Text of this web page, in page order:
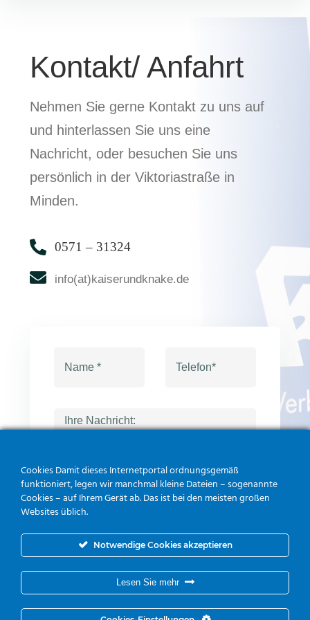
Kontakt/ Anfahrt
Nehmen Sie gerne Kontakt zu uns auf
und hinterlassen Sie uns eine
Nachricht, oder besuchen Sie uns
persönlich in der Viktoriastraße in
Minden.
0571 – 31324
info(at)kaiserundknake.de
Cookies Damit dieses Internetportal ordnungsgemäß
funktioniert, legen wir manchmal kleine Dateien – sogenannte
Cookies – auf Ihrem Gerät ab. Das ist bei den meisten großen
Websites üblich.
Notwendige Cookies akzeptieren
Lesen Sie mehr